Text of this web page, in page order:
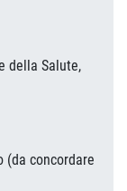
della Salute,
(da concordare